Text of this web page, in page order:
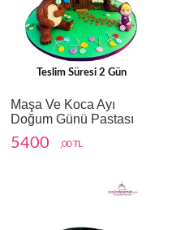
Teslim Süresi 2 Gün
Maşa Ve Koca Ayı
Doğum Günü Pastası
5400 ,00 TL